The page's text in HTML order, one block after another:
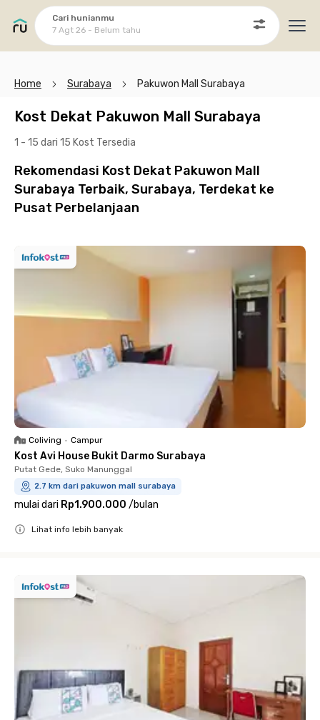
Cari hunianmu
7 Agt 26 - Belum tahu
Home Surabaya Pakuwon Mall Surabaya
Kost Dekat Pakuwon Mall Surabaya
1 - 15 dari 15 Kost Tersedia
Rekomendasi Kost Dekat Pakuwon Mall
Surabaya Terbaik, Surabaya, Terdekat ke
Pusat Perbelanjaan
Coliving • Campur
Kost Avi House Bukit Darmo Surabaya
Putat Gede, Suko Manunggal
2.7 km dari pakuwon mall surabaya
mulai dari Rp1.900.000 /bulan
Lihat info lebih banyak